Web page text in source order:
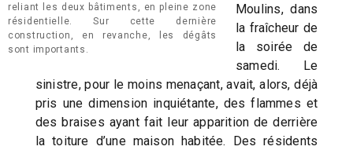
reliant les deux bâtiments, en pleine zone
résidentielle. Sur cette dernière
construction, en revanche, les dégâts
sont importants.
Moulins, dans
la fraîcheur de
la soirée de
samedi. Le
sinistre, pour le moins menaçant, avait, alors, déjà
pris une dimension inquiétante, des flammes et
des braises ayant fait leur apparition de derrière
la toiture d’une maison habitée. Des résidents